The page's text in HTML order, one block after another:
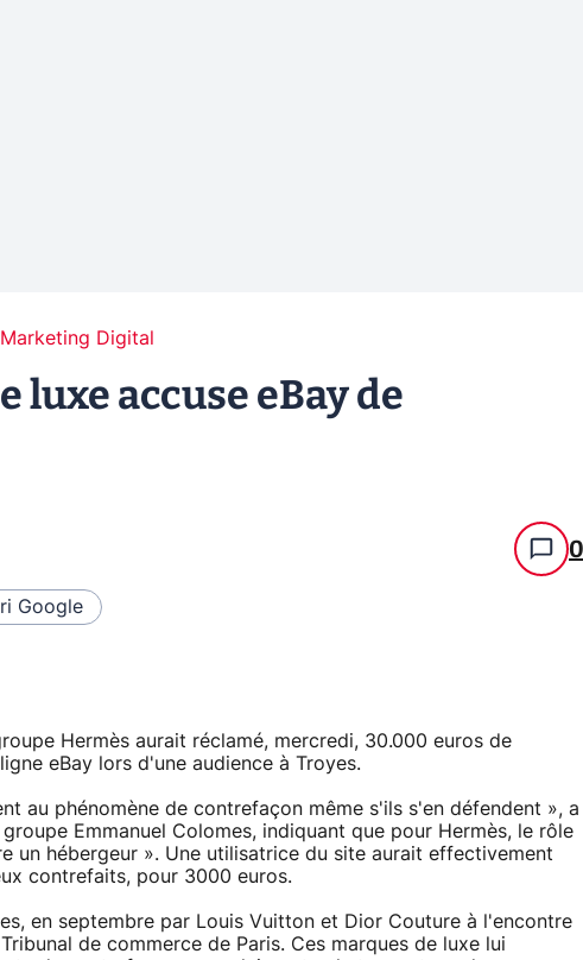
Digital
luxe accuse eBay de
0
Google
Hermès aurait réclamé, mercredi, 30.000 euros de
eBay lors d'une audience à Troyes.
au phénomène de contrefaçon même s'ils s'en défendent », a
Emmanuel Colomes, indiquant que pour Hermès, le rôle
un hébergeur ». Une utilisatrice du site aurait effectivement
contrefaits, pour 3000 euros.
en septembre par Louis Vuitton et Dior Couture à l'encontre
de commerce de Paris. Ces marques de luxe lui